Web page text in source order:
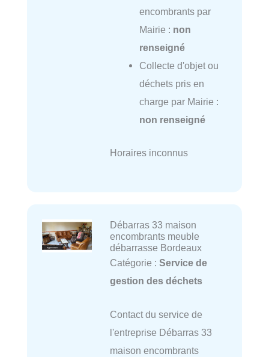
encombrants par
Mairie : non
renseigné
Collecte d'objet ou
déchets pris en
charge par Mairie :
non renseigné
Horaires inconnus
Débarras 33 maison
encombrants meuble
débarrasse Bordeaux
Catégorie : Service de
gestion des déchets
Contact du service de
l'entreprise Débarras 33
maison encombrants